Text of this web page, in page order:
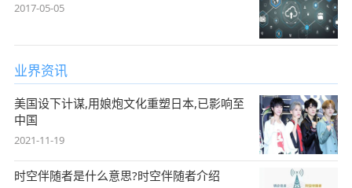
2017-05-05
业界资讯
美国设下计谋,用娘炮文化重塑日本,已影响至
中国
2021-11-19
时空伴随者是什么意思?时空伴随者介绍